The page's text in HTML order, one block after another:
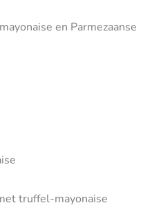
en Parmezaanse
truffel-mayonaise